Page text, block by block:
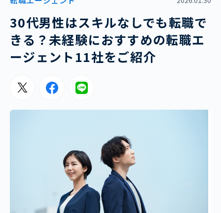
30代男性はスキルなしでも転職で
きる？未経験におすすめの転職エ
ージェント11社をご紹介